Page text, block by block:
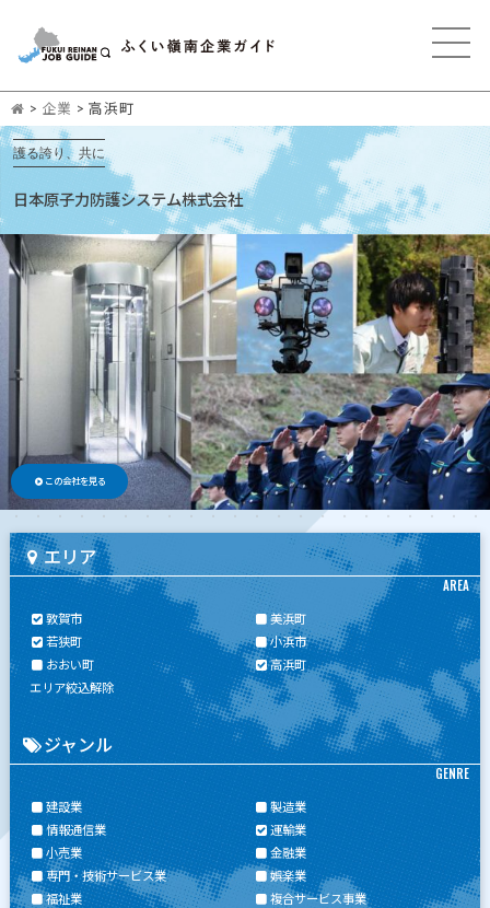
> 企業 > 高浜町
護る誇り、共に
日本原子力防護システム株式会社
この会社を見る
エリア
AREA
敦賀市
美浜町
若狭町
小浜市
おおい町
高浜町
エリア絞込解除
ジャンル
GENRE
建設業
製造業
情報通信業
運輸業
小売業
金融業
専門・技術サービス業
娯楽業
福祉業
複合サービス事業